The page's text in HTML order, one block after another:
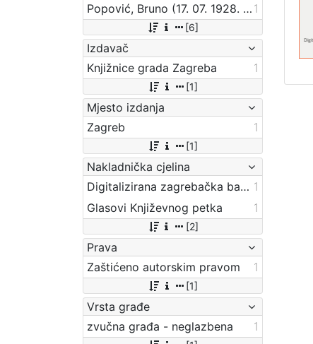
Popović, Bruno (17. 07. 1928. – 28. 03. 2012.) 1
[6]
Izdavač
Knjižnice grada Zagreba
1
[1]
Mjesto izdanja
Zagreb
1
[1]
Nakladnička cjelina
Digitalizirana zagrebačka baština 1
Glasovi Književnog petka
1
[2]
Prava
Zaštićeno autorskim pravom
1
[1]
Vrsta građe
zvučna građa - neglazbena
1